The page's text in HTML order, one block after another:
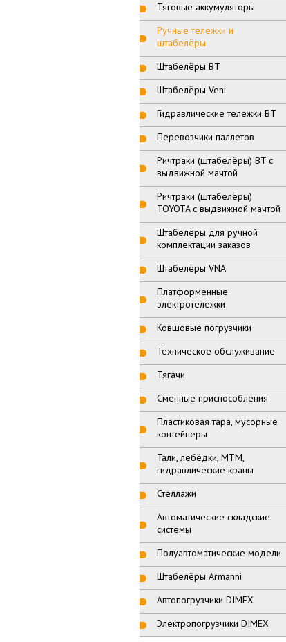
Тяговые аккумуляторы
Ручные тележки и
штабелёры
Штабелёры BT
Штабелёры Veni
Гидравлические тележки BT
Перевозчики паллетов
Ричтраки (штабелёры) BT с
выдвижной мачтой
Ричтраки (штабелёры)
TOYOTA с выдвижной мачтой
Штабелёры для ручной
комплектации заказов
Штабелёры VNA
Платформенные
электротележки
Ковшовые погрузчики
Техническое обслуживание
Тягачи
Сменные приспособления
Пластиковая тара, мусорные
контейнеры
Тали, лебёдки, МТМ,
гидравлические краны
Стеллажи
Автоматические складские
системы
Полуавтоматические модели
Штабелёры Armanni
Автопогрузчики DIMEX
Электропогрузчики DIMEX